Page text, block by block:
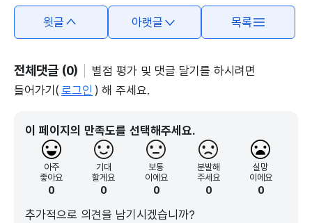
윗글 아랫글 목록
전체댓글 (0)
별점 평가 및 댓글 달기를 하시려면
들어가기( 로그인 ) 해 주세요.
이 페이지의 만족도를 선택해주세요.
아주
좋아요
0
기대
할게요
0
보통
이에요
0
분발해
주세요
0
실망
이에요
0
추가적으로 의견을 남기시겠습니까?